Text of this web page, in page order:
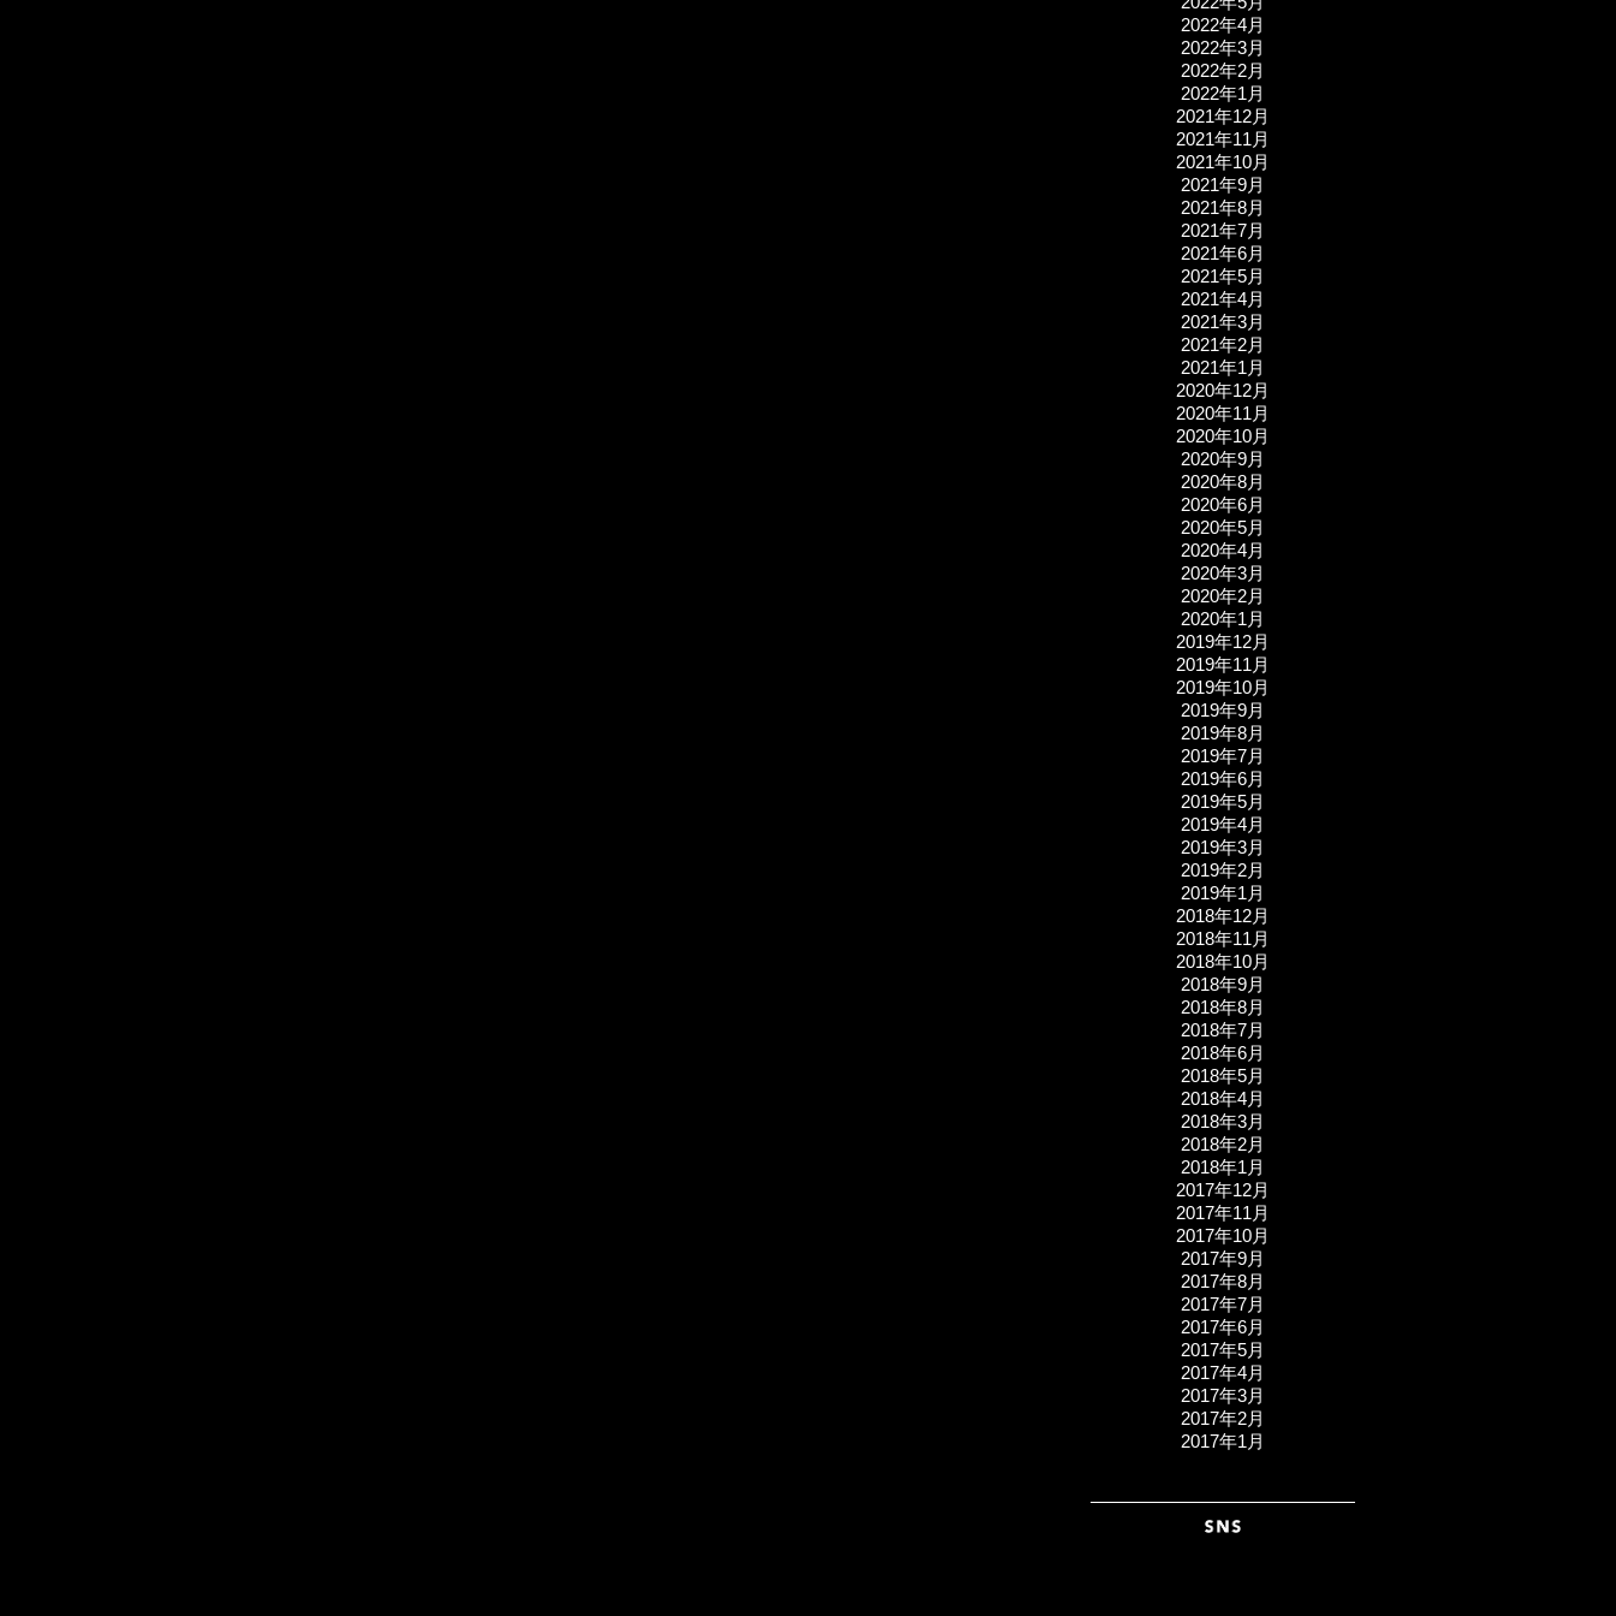
2022年4月
2022年3月
2022年2月
2022年1月
2021年12月
2021年11月
2021年10月
2021年9月
2021年8月
2021年7月
2021年6月
2021年5月
2021年4月
2021年3月
2021年2月
2021年1月
2020年12月
2020年11月
2020年10月
2020年9月
2020年8月
2020年6月
2020年5月
2020年4月
2020年3月
2020年2月
2020年1月
2019年12月
2019年11月
2019年10月
2019年9月
2019年8月
2019年7月
2019年6月
2019年5月
2019年4月
2019年3月
2019年2月
2019年1月
2018年12月
2018年11月
2018年10月
2018年9月
2018年8月
2018年7月
2018年6月
2018年5月
2018年4月
2018年3月
2018年2月
2018年1月
2017年12月
2017年11月
2017年10月
2017年9月
2017年8月
2017年7月
2017年6月
2017年5月
2017年4月
2017年3月
2017年2月
2017年1月